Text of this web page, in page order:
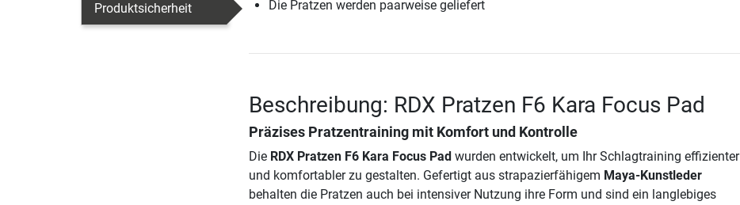
Produktsicherheit
Die Pratzen werden paarweise geliefert
Beschreibung: RDX Pratzen F6 Kara Focus Pad
Präzises Pratzentraining mit Komfort und Kontrolle
Die RDX Pratzen F6 Kara Focus Pad wurden entwickelt, um Ihr Schlagtraining effizienter
und komfortabler zu gestalten. Gefertigt aus strapazierfähigem Maya-Kunstleder
behalten die Pratzen auch bei intensiver Nutzung ihre Form und sind ein langlebiges